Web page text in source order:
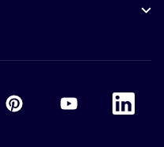
Accor PinterestAccor Youtube
Accor